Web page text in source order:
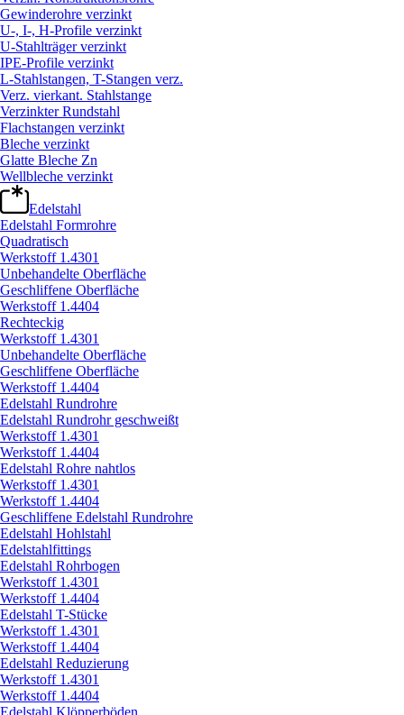
Gewinderohre verzinkt
U-, I-, H-Profile verzinkt
U-Stahlträger verzinkt
IPE-Profile verzinkt
L-Stahlstangen, T-Stangen verz.
Verz. vierkant. Stahlstange
Verzinkter Rundstahl
Flachstangen verzinkt
Bleche verzinkt
Glatte Bleche Zn
Wellbleche verzinkt
Edelstahl
Edelstahl Formrohre
Quadratisch
Werkstoff 1.4301
Unbehandelte Oberfläche
Geschliffene Oberfläche
Werkstoff 1.4404
Rechteckig
Werkstoff 1.4301
Unbehandelte Oberfläche
Geschliffene Oberfläche
Werkstoff 1.4404
Edelstahl Rundrohre
Edelstahl Rundrohr geschweißt
Werkstoff 1.4301
Werkstoff 1.4404
Edelstahl Rohre nahtlos
Werkstoff 1.4301
Werkstoff 1.4404
Geschliffene Edelstahl Rundrohre
Edelstahl Hohlstahl
Edelstahlfittings
Edelstahl Rohrbogen
Werkstoff 1.4301
Werkstoff 1.4404
Edelstahl T-Stücke
Werkstoff 1.4301
Werkstoff 1.4404
Edelstahl Reduzierung
Werkstoff 1.4301
Werkstoff 1.4404
Edelstahl Klöpperböden